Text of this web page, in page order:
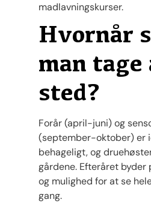
madlavningskurser.
Hvornår
man tage
sted?
Forår (april-juni) og
(september-oktober) er
behageligt, og
gårdene. Efteråret byder
og mulighed for at se
gang.